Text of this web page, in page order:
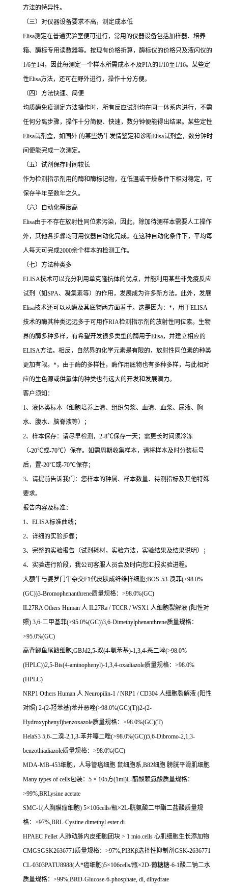
方法的特异性。
（三）对仪器设备要求不高，测定成本低
Elisa测定在普通实验室便可进行，常用的仪器设备包括加样器、培养
箱、酶标专用读数器等。按现有价格折算，酶标仪的价格只及液闪仪的
1/6至1/4，因此每测定一个样本所需成本不及PIA的1/10至1/16。某些定
性Elisa方法，还可在野外进行，操作十分方便。
（四）方法快速、简便
均质酶免疫测定方法操作时，所有反应试剂均在同一体系内进行，不需
任何分离步骤，操作十分简便、快速，数分钟便能得出结果。某些定性
Elisa试剂盒，如国外 的某些奶牛发情鉴定和诊断Elisa试剂盒，数分钟时
间便能完成一次测定。
（五）试剂保存时间较长
作为检测指示剂用的酶和酶标记物，在低温或干燥条件下相对稳定，可
保存半年至数年之久。
（六）自动化程度高
Elisa由于不存在放射性同位素污染，因此，除加待测样本需要人工操作
外，其他各步骤均可用仪器自动化完成。在这种自动化条件下，平均每
人每天可完成2000余个样本的检测工作。
（七）方法种类多
ELISA技术可以充分利用单克隆抗体的优点，并能利用某些非免疫反应
试剂（如SPA、凝集素等）的作用，发展成为许多新方法。此外，发展
Elisa技术还可以从酶及其底物两方面着手。这是因为： *，用于ELISA
技术的酶其种类远远多于可用作RIA检测指示剂的放射性同位素。生物
界的酶多种多样，有希望开发很多类型的酶用于Elisa，并建立相应的
ELISA方法。相反，自然界的化学元素是有限的，放射性同位素的种类
更加有限。 *，由于酶的多样性，酶作用底物也有多种多样，与此相对
应的生色源或供氢体的种类也有远大的开发和发展潜力。
客户须知：
1、液体类标本（细胞培养上清、组织匀浆、血清、血浆、尿液、胸
水、腹水、脑脊液等）；
2、样本保存：请尽早检测， 2-8℃保存一天；需更长时间须冷冻
（-20℃或-70℃）保存。如需周期收集样本，请将样本及时分装标号
后，置-20℃或-70℃保存；
3、请提前告诉我们：您样本的种属、样本数量、待测指标及其他特殊
要求。
报告内容及标准：
1、 ELISA标准曲线；
2、详细的实验步骤；
3、完整的实验报告（试剂耗材，实验方法，实验结果及结果说明）；
4、实验进行阶段，我公司客服人员会及时向您汇报实验进程。
大额牛与婆罗门牛杂交F1代皮肤成纤维样细胞;BOS-53-溴菲(>98.0%
(GC))3-Bromophenanthrene质量规格： >98.0%(GC)
IL27RA Others Human 人 IL27Ra / TCCR / WSX1 人细胞裂解液 (阳性对
照) 3,6-二甲基菲(>95.0%(GC))3,6-Dimethylphenanthrene质量规格：
>95.0%(GC)
高背鲫鱼尾鳍细胞;GBJd2,5-双(4-氨苯基)-1,3,4-恶二唑(>98.0%
(HPLC))2,5-Bis(4-aminophenyl)-1,3,4-oxadiazole质量规格： >98.0%
(HPLC)
NRP1 Others Human 人 Neuropilin-1 / NRP1 / CD304 人细胞裂解液 (阳性
对照) 2-(2-羟苯基)苯并恶唑(>98.0%(GC)(T))2-(2-
Hydroxyphenyl)benzoxazole质量规格： >98.0%(GC)(T)
HelaS3 5,6-二溴-2,1,3-苯并噻二唑(>98.0%(GC))5,6-Dibromo-2,1,3-
benzothiadiazole质量规格： >98.0%(GC)
MDA-MB-453细胞，人导管癌细胞 鼠细胞系,B82细胞 膀胱平滑肌细胞
Many types of cells包装： 5 × 105方(1ml)L-醋酸赖氨酸质量规格：
>99%,BRLysine acetate
SMC-1(人胸膜瘤细胞) 5×106cells/瓶×2L-胱氨酸二甲酯二盐酸质量规
格： >97%,BRL-Cystine dimethyl ester di
HPAEC Pellet人肺动脉内皮细胞团块 > 1 mio.cells 心肌细胞生长添加物
CMGSGSK2636771质量规格： >97%,PI3Kβ选择性抑制剂 GSK-2636771
CL-0303PATU8988(人*癌细胞)5×106cells/瓶×2D-葡糖糖-6-1酸二钠二水
质量规格： >99%,BRD-Glucose-6-phosphate, di, dihydrate